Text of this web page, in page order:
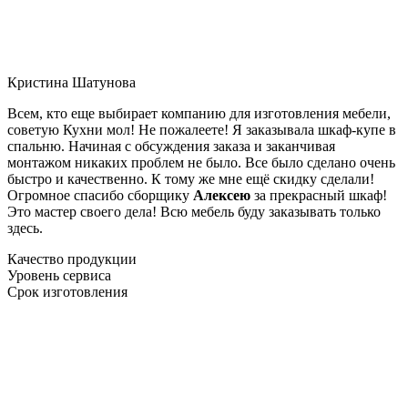
Кристина Шатунова
Всем, кто еще выбирает компанию для изготовления мебели,
советую Кухни мол! Не пожалеете! Я заказывала шкаф-купе в
спальню. Начиная с обсуждения заказа и заканчивая
монтажом никаких проблем не было. Все было сделано очень
быстро и качественно. К тому же мне ещё скидку сделали!
Огромное спасибо сборщику Алексею за прекрасный шкаф!
Это мастер своего дела! Всю мебель буду заказывать только
здесь.
Качество продукции
Уровень сервиса
Срок изготовления